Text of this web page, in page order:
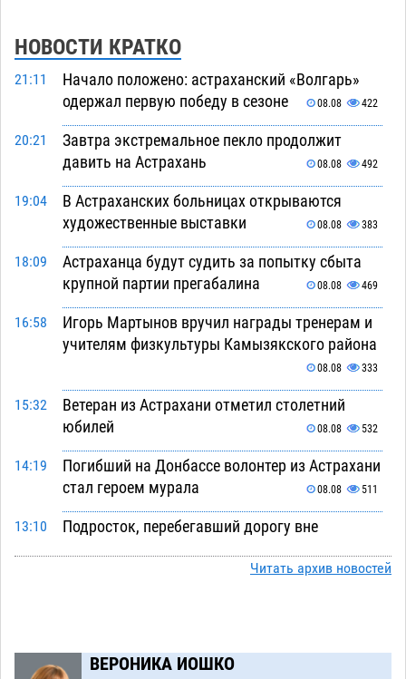
НОВОСТИ КРАТКО
21:11
Начало положено: астраханский «Волгарь»
одержал первую победу в сезоне
08.08 422
20:21
Завтра экстремальное пекло продолжит
давить на Астрахань
08.08 492
19:04
В Астраханских больницах открываются
художественные выставки
08.08 383
18:09
Астраханца будут судить за попытку сбыта
крупной партии прегабалина
08.08 469
16:58
Игорь Мартынов вручил награды тренерам и
учителям физкультуры Камызякского района
08.08 333
15:32
Ветеран из Астрахани отметил столетний
юбилей
08.08 532
14:19
Погибший на Донбассе волонтер из Астрахани
стал героем мурала
08.08 511
13:10
Подросток, перебегавший дорогу вне
08.08 635
08.08 424
Читать архив новостей
ВЕРОНИКА ИОШКО